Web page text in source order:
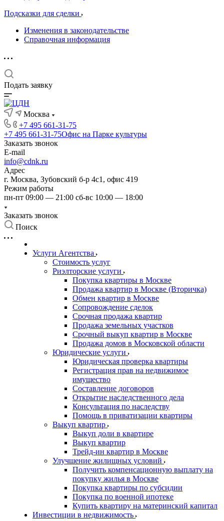
Подсказки для сделки
Изменения в законодательстве
Справочная информация
Подать заявку
Москва
+7 495 661-31-75
+7 495 661-31-75Офис на Парке культуры
Заказать звонок
E-mail
info@cdnk.ru
Адрес
г. Москва, Зубовский б-р 4с1, офис 419
Режим работы
пн-пт 09:00 — 21:00 сб-вс 10:00 — 18:00
Заказать звонок
Поиск
Услуги Агентства
Стоимость услуг
Риэлторские услуги
Покупка квартиры в Москве
Продажа квартир в Москве (Вторичка)
Обмен квартир в Москве
Сопровождение сделок
Срочная продажа квартир
Продажа земельных участков
Срочный выкуп квартир в Москве
Продажа домов в Московской области
Юридические услуги
Юридическая проверка квартиры
Регистрация прав на недвижимое
имущество
Составление договоров
Открытие наследственного дела
Консультация по наследству
Помощь в приватизации квартиры
Выкуп квартир
Выкуп доли в квартире
Выкуп квартир
Трейд-ин квартир в Москве
Улучшение жилищных условий
Получить компенсационную выплату на
покупку жилья в Москве
Покупка квартиры по субсидии
Покупка по военной ипотеке
Купить квартиру на материнский капитал
Инвестиции в недвижимость